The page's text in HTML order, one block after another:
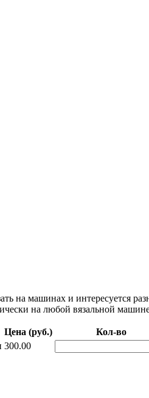
на машинах и интересуется
на любой вязальной
Цена (руб.) Кол-во
300.00